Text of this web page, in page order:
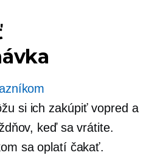
si ich zakúpiť vopred a
keď sa vrátite.
sa oplatí čakať.